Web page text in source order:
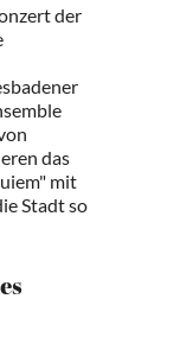
der
das
mit
Stadt so